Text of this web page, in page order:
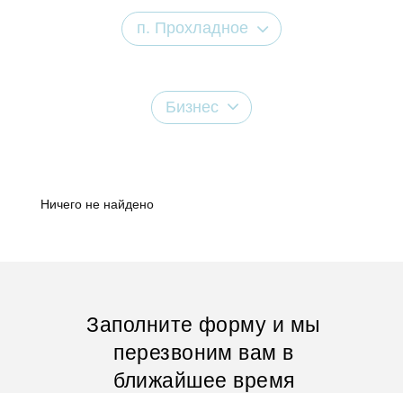
п. Прохладное
Бизнес
Ничего не найдено
Заполните форму и мы
перезвоним вам в
ближайшее время